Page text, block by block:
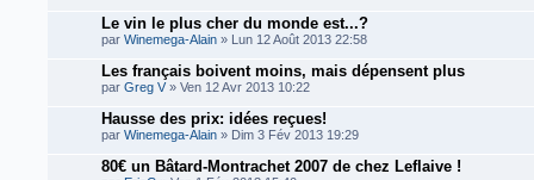
Le vin le plus cher du monde est...?
par Winemega-Alain » Lun 12 Août 2013 22:58
Les français boivent moins, mais dépensent plus
par Greg V» Ven 12 Avr 2013 10:22
Hausse des prix: idées reçues!
par Winemega-Alain » Dim 3 Fév 2013 19:29
80€ un Bâtard-Montrachet 2007 de chez Leflaive !